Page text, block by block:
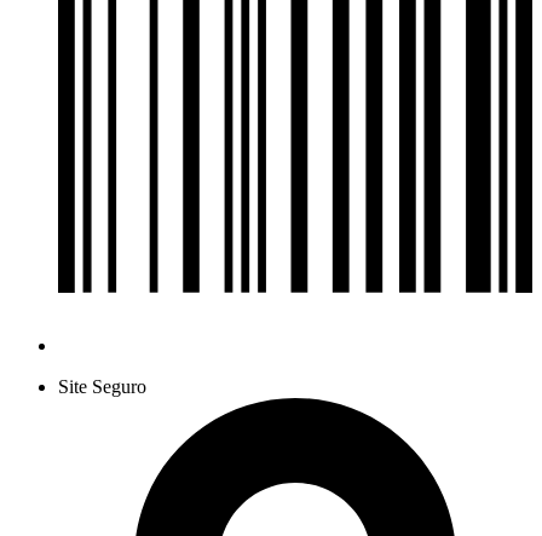
Site Seguro